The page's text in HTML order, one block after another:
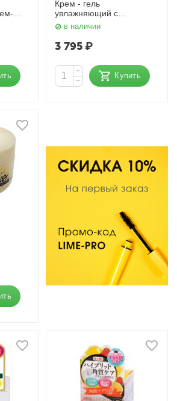
Крем - гель
увлажняющий с
изофлавонами сои 6 в 1
Soy Milk 100 гр. SANA
в наличии
3 795₽
+
−
Купить